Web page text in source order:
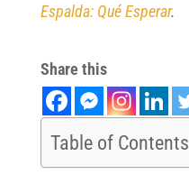
Espalda: Qué Esperar.
Share this
Table of Contents